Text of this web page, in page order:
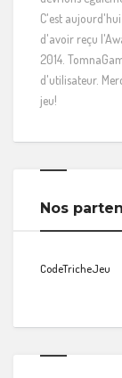
C'est
d'avoir reçu
2014.
d'utilisateur.
jeu!
Nos
CodeTricheJeu